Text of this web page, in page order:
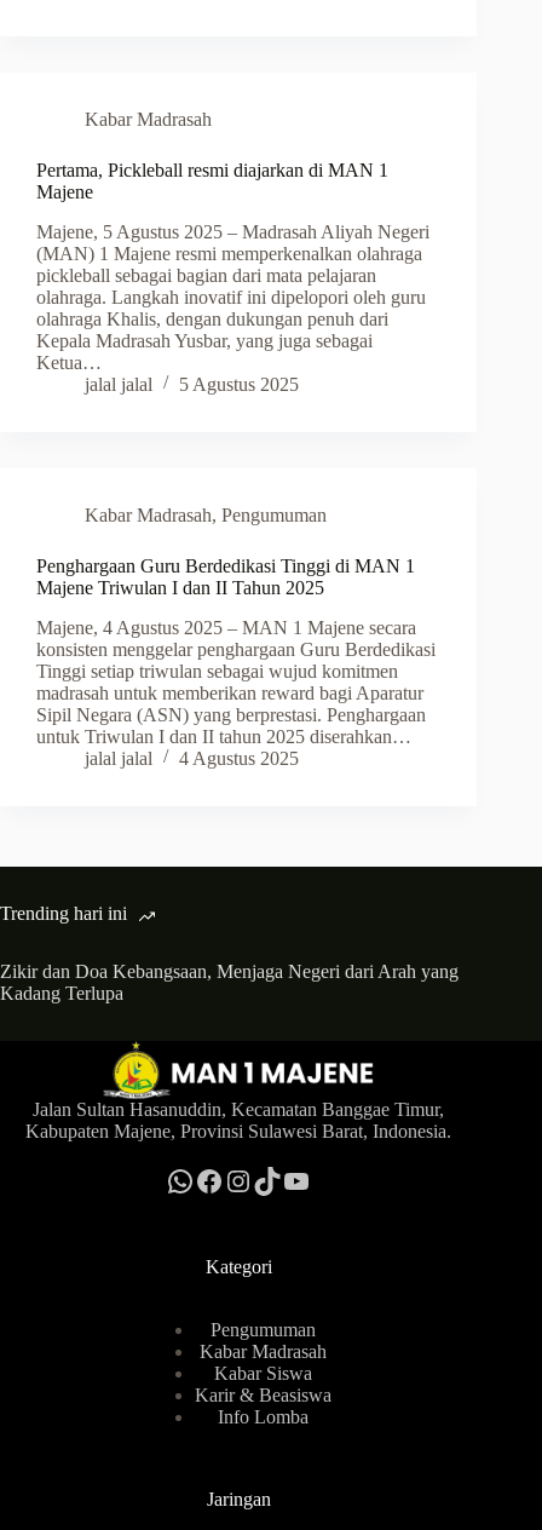
Kabar Madrasah
Pertama, Pickleball resmi diajarkan di MAN 1
Majene
Majene, 5 Agustus 2025 – Madrasah Aliyah Negeri
(MAN) 1 Majene resmi memperkenalkan olahraga
pickleball sebagai bagian dari mata pelajaran
olahraga. Langkah inovatif ini dipelopori oleh guru
olahraga Khalis, dengan dukungan penuh dari
Kepala Madrasah Yusbar, yang juga sebagai
Ketua…
jalal jalal
5 Agustus 2025
Kabar Madrasah, Pengumuman
Penghargaan Guru Berdedikasi Tinggi di MAN 1
Majene Triwulan I dan II Tahun 2025
Majene, 4 Agustus 2025 – MAN 1 Majene secara
konsisten menggelar penghargaan Guru Berdedikasi
Tinggi setiap triwulan sebagai wujud komitmen
madrasah untuk memberikan reward bagi Aparatur
Sipil Negara (ASN) yang berprestasi. Penghargaan
untuk Triwulan I dan II tahun 2025 diserahkan…
jalal jalal
4 Agustus 2025
Trending hari ini
Zikir dan Doa Kebangsaan, Menjaga Negeri dari Arah yang
Kadang Terlupa
Jalan Sultan Hasanuddin, Kecamatan Banggae Timur,
Kabupaten Majene, Provinsi Sulawesi Barat, Indonesia.
WhatsApp
MAN 1 Majene NewsInstagram
TikTok
YouTube
Kategori
Pengumuman
Kabar Madrasah
Kabar Siswa
Karir & Beasiswa
Info Lomba
Jaringan